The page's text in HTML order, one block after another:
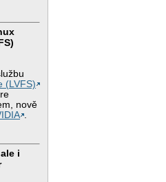
(LVFS)
nově
.
i